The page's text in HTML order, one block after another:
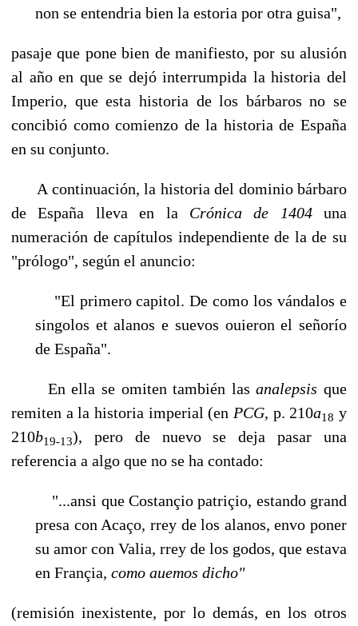
non se entendria bien la estoria por otra guisa",
pasaje que pone bien de manifiesto, por su alusión
al año en que se dejó interrumpida la historia del
Imperio, que esta historia de los bárbaros no se
concibió como comien­zo de la historia de España
en su conjunto.
A continuación, la historia del dominio bárbaro
de España lleva en la Crónica de 1404 una
numeración de capítulos independiente de la de su
"prólogo", según el anuncio:
"El primero capitol. De como los vándalos e
singolos et alanos e suevos ouieron el señorío
de España".
En ella se omiten también lasanalepsisque
remiten a la historia imperial (en PCG, p. 210a18 y
210b19-13), pero de nuevo se deja pasar una
referencia a algo que no se ha contado:
"...ansi que Costançio patriçio, estando grand
presa con Acaço, rrey de los alanos, envo poner
su amor con Valia, rrey de los godos, que estava
en Françia, como auemos dicho"
(remisión inexistente, por lo demás, en los otros